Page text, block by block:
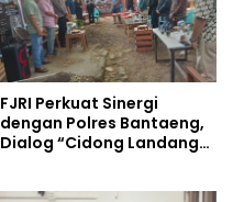
FJRI Perkuat Sinergi
dengan Polres Bantaeng,
Dialog “Cidong Landang”